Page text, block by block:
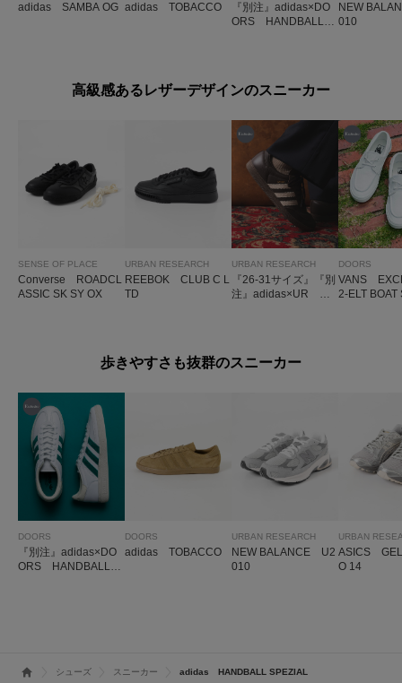
adidas SAMBA OG adidas TOBACCO
『別注』adidas×DO
ORS HANDBALL S
NEW
010
高級感あるレザーデザインのスニーカー
SENSE OF PLACE
Converse ROADCL
ASSIC SK SY OX
URBAN RESEARCH
REEBOK CLUB C L
TD
URBAN RESEARCH
『26-31サイズ』『別
注』adidas×UR SA
DOORS
VANS
2-ELT BOAT
歩きやすさも抜群のスニーカー
DOORS
『別注』adidas×DO
ORS HANDBALL S
DOORS
adidas TOBACCO
URBAN RESEARCH
NEW BALANCE U2
010
URBAN
ASICS
O 14
シューズ スニーカー adidas HANDBALL SPEZIAL